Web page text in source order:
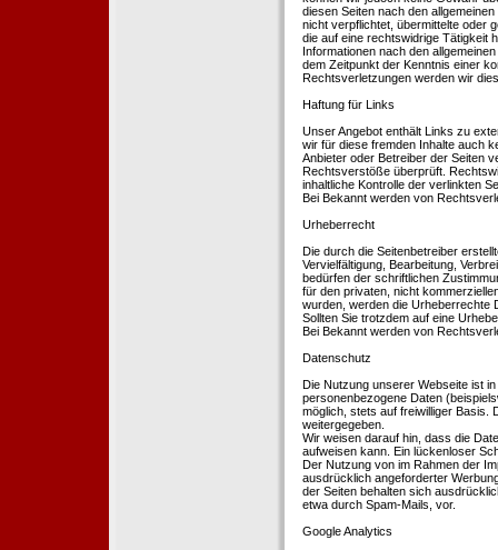
diesen Seiten nach den
nicht verpflichtet, übermittelte oder
die auf eine rechtswidrige Tätigkeit
Informationen nach den
dem Zeitpunkt der Kenntnis einer
Rechtsverletzungen werden wir
Haftung für Links
Unser Angebot enthält Links zu
wir für diese fremden Inhalte auch
Anbieter oder Betreiber der Seiten
Rechtsverstöße überprüft.
inhaltliche Kontrolle der verlinkten
Bei Bekannt werden von
Urheberrecht
Die durch die Seitenbetreiber
Vervielfältigung, Bearbeitung,
bedürfen der schriftlichen
für den privaten, nicht
wurden, werden die Urheberrechte
Sollten Sie trotzdem auf eine
Bei Bekannt werden von
Datenschutz
Die Nutzung unserer Webseite ist
personenbezogene Daten
möglich, stets auf freiwilliger Basis.
weitergegeben.
Wir weisen darauf hin, dass die
aufweisen kann. Ein lückenloser
Der Nutzung von im Rahmen der
ausdrücklich angeforderter
der Seiten behalten sich
etwa durch Spam-Mails, vor.
Google Analytics